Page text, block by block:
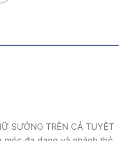
SƯỚNG TRÊN CẢ TUYỆT